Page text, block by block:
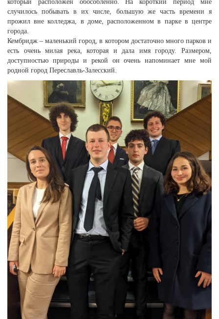
который расположен обособленно. На короткий период мне
случилось побывать в их числе, большую же часть времени я
прожил вне колледжа, в доме, расположенном в парке в центре
города.
Кембридж – маленький город, в котором достаточно много парков и
есть очень милая река, которая и дала имя городу. Размером,
доступностью природы и рекой он очень напоминает мне мой
родной город Переславль-Залесский.